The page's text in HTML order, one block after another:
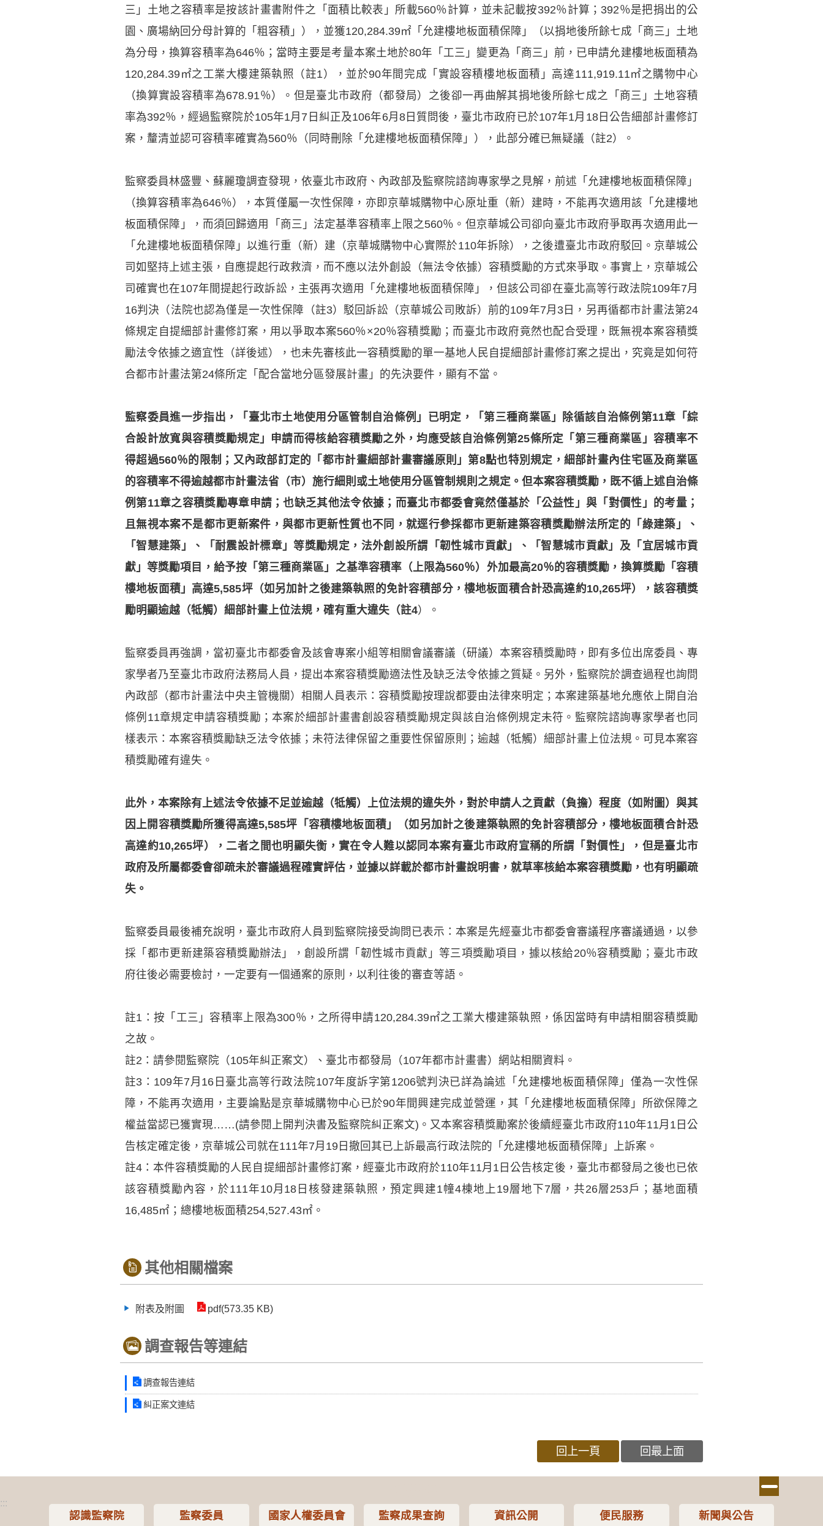
三」土地之容積率是按該計畫書附件之「面積比較表」所載560％計算，並未記載按392％計算；392％是把捐出的公
園、廣場納回分母計算的「粗容積」），並獲120,284.39㎡「允建樓地板面積保障」（以捐地後所餘七成「商三」土地
為分母，換算容積率為646％；當時主要是考量本案土地於80年「工三」變更為「商三」前，已申請允建樓地板面積為
120,284.39㎡之工業大樓建築執照（註1），並於90年間完成「實設容積樓地板面積」高達111,919.11㎡之購物中心
（換算實設容積率為678.91％）。但是臺北市政府（都發局）之後卻一再曲解其捐地後所餘七成之「商三」土地容積
率為392％，經過監察院於105年1月7日糾正及106年6月8日質問後，臺北市政府已於107年1月18日公告細部計畫修訂
案，釐清並認可容積率確實為560％（同時刪除「允建樓地板面積保障」），此部分確已無疑議（註2）。
監察委員林盛豐、蘇麗瓊調查發現，依臺北市政府、內政部及監察院諮詢專家學之見解，前述「允建樓地板面積保障」
（換算容積率為646％），本質僅屬一次性保障，亦即京華城購物中心原址重（新）建時，不能再次適用該「允建樓地
板面積保障」，而須回歸適用「商三」法定基準容積率上限之560％。但京華城公司卻向臺北市政府爭取再次適用此一
「允建樓地板面積保障」以進行重（新）建（京華城購物中心實際於110年拆除），之後遭臺北市政府駁回。京華城公
司如堅持上述主張，自應提起行政救濟，而不應以法外創設（無法令依據）容積獎勵的方式來爭取。事實上，京華城公
司確實也在107年間提起行政訴訟，主張再次適用「允建樓地板面積保障」，但該公司卻在臺北高等行政法院109年7月
16判決（法院也認為僅是一次性保障（註3）駁回訴訟（京華城公司敗訴）前的109年7月3日，另再循都市計畫法第24
條規定自提細部計畫修訂案，用以爭取本案560％×20％容積獎勵；而臺北市政府竟然也配合受理，既無視本案容積獎
勵法令依據之適宜性（詳後述），也未先審核此一容積獎勵的單一基地人民自提細部計畫修訂案之提出，究竟是如何符
合都市計畫法第24條所定「配合當地分區發展計畫」的先決要件，顯有不當。
監察委員進一步指出，「臺北市土地使用分區管制自治條例」已明定，「第三種商業區」除循該自治條例第11章「綜
合設計放寬與容積獎勵規定」申請而得核給容積獎勵之外，均應受該自治條例第25條所定「第三種商業區」容積率不
得超過560％的限制；又內政部訂定的「都市計畫細部計畫審議原則」第8點也特別規定，細部計畫內住宅區及商業區
的容積率不得逾越都市計畫法省（市）施行細則或土地使用分區管制規則之規定。但本案容積獎勵，既不循上述自治條
例第11章之容積獎勵專章申請；也缺乏其他法令依據；而臺北市都委會竟然僅基於「公益性」與「對價性」的考量；
且無視本案不是都市更新案件，與都市更新性質也不同，就逕行參採都市更新建築容積獎勵辦法所定的「綠建築」、
「智慧建築」、「耐震設計標章」等獎勵規定，法外創設所謂「韌性城市貢獻」、「智慧城市貢獻」及「宜居城市貢
獻」等獎勵項目，給予按「第三種商業區」之基準容積率（上限為560％）外加最高20％的容積獎勵，換算獎勵「容積
樓地板面積」高達5,585坪（如另加計之後建築執照的免計容積部分，樓地板面積合計恐高達約10,265坪），該容積獎
勵明顯逾越（牴觸）細部計畫上位法規，確有重大違失（註4）。
監察委員再強調，當初臺北市都委會及該會專案小組等相關會議審議（研議）本案容積獎勵時，即有多位出席委員、專
家學者乃至臺北市政府法務局人員，提出本案容積獎勵適法性及缺乏法令依據之質疑。另外，監察院於調查過程也詢問
內政部（都市計畫法中央主管機關）相關人員表示：容積獎勵按理說都要由法律來明定；本案建築基地允應依上開自治
條例11章規定申請容積獎勵；本案於細部計畫書創設容積獎勵規定與該自治條例規定未符。監察院諮詢專家學者也同
樣表示：本案容積獎勵缺乏法令依據；未符法律保留之重要性保留原則；逾越（牴觸）細部計畫上位法規。可見本案容
積獎勵確有違失。
此外，本案除有上述法令依據不足並逾越（牴觸）上位法規的違失外，對於申請人之貢獻（負擔）程度（如附圖）與其
因上開容積獎勵所獲得高達5,585坪「容積樓地板面積」（如另加計之後建築執照的免計容積部分，樓地板面積合計恐
高達約10,265坪），二者之間也明顯失衡，實在令人難以認同本案有臺北市政府宣稱的所謂「對價性」，但是臺北市
政府及所屬都委會卻疏未於審議過程確實評估，並據以詳載於都市計畫說明書，就草率核給本案容積獎勵，也有明顯疏
失。
監察委員最後補充說明，臺北市政府人員到監察院接受詢問已表示：本案是先經臺北市都委會審議程序審議通過，以參
採「都市更新建築容積獎勵辦法」，創設所謂「韌性城市貢獻」等三項獎勵項目，據以核給20％容積獎勵；臺北市政
府往後必需要檢討，一定要有一個通案的原則，以利往後的審查等語。
註1：按「工三」容積率上限為300％，之所得申請120,284.39㎡之工業大樓建築執照，係因當時有申請相關容積獎勵
之故。
註2：請參閱監察院（105年糾正案文）、臺北市都發局（107年都市計畫書）網站相關資料。
註3：109年7月16日臺北高等行政法院107年度訴字第1206號判決已詳為論述「允建樓地板面積保障」僅為一次性保
障，不能再次適用，主要論點是京華城購物中心已於90年間興建完成並營運，其「允建樓地板面積保障」所欲保障之
權益當認已獲實現……(請參閱上開判決書及監察院糾正案文)。又本案容積獎勵案於後續經臺北市政府110年11月1日公
告核定確定後，京華城公司就在111年7月19日撤回其已上訴最高行政法院的「允建樓地板面積保障」上訴案。
註4：本件容積獎勵的人民自提細部計畫修訂案，經臺北市政府於110年11月1日公告核定後，臺北市都發局之後也已依
該容積獎勵內容，於111年10月18日核發建築執照，預定興建1幢4棟地上19層地下7層，共26層253戶；基地面積
16,485㎡；總樓地板面積254,527.43㎡。
其他相關檔案
附表及附圖 pdf(573.35 KB)
調查報告等連結
調查報告連結
糾正案文連結
回上一頁 回最上面
:::
認識監察院 監察委員 國家人權委員會 監察成果查詢 資訊公開 便民服務 新聞與公告